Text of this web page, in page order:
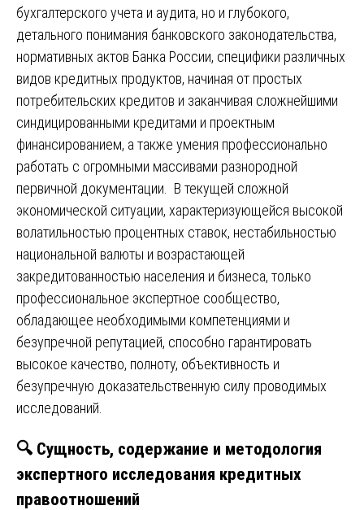
бухгалтерского учета и аудита, но и глубокого,
детального понимания банковского законодательства,
нормативных актов Банка России, специфики различных
видов кредитных продуктов, начиная от простых
потребительских кредитов и заканчивая сложнейшими
синдицированными кредитами и проектным
финансированием, а также умения профессионально
работать с огромными массивами разнородной
первичной документации. В текущей сложной
экономической ситуации, характеризующейся высокой
волатильностью процентных ставок, нестабильностью
национальной валюты и возрастающей
закредитованностью населения и бизнеса, только
профессиональное экспертное сообщество,
обладающее необходимыми компетенциями и
безупречной репутацией, способно гарантировать
высокое качество, полноту, объективность и
безупречную доказательственную силу проводимых
исследований.
🔍 Сущность, содержание и методология
экспертного исследования кредитных
правоотношений